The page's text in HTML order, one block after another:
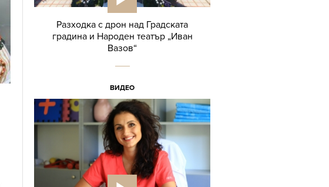
Разходка с дрон над Градската
градина и Народен театър „Иван
Вазов“
ВИДЕО